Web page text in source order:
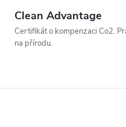
Clean Advantage
Certifikát o kompenzaci Co2.
na přírodu.